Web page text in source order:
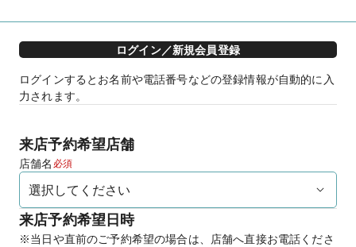
ログイン／新規会員登録
ログインするとお名前や電話番号などの登録情報が自動的に入
力されます。
来店予約希望店舗
店舗名 必須
来店予約希望日時
※当日や直前のご予約希望の場合は、店舗へ直接お電話くださ